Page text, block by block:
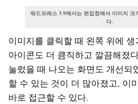
워드프레스 3.9에서는 편집창에서 이미지 크
다.
이미지를 클릭할 때 왼쪽 위에 생
아이콘도 더 큼직하고 깔끔해졌
눌렀을 때 나오는 화면도 개선되
할 수 있는 것이 더 많아졌고, 이
바로 접근할 수 있다.